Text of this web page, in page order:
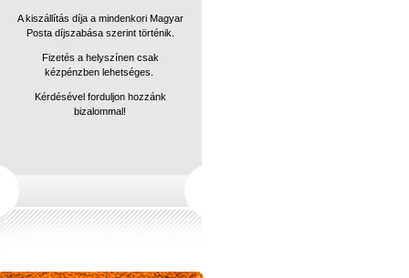
A kiszállítás díja a mindenkori Magyar
Posta díjszabása szerint történik.
Fizetés a helyszínen csak
kézpénzben lehetséges.
Kérdésével forduljon hozzánk
bizalommal!